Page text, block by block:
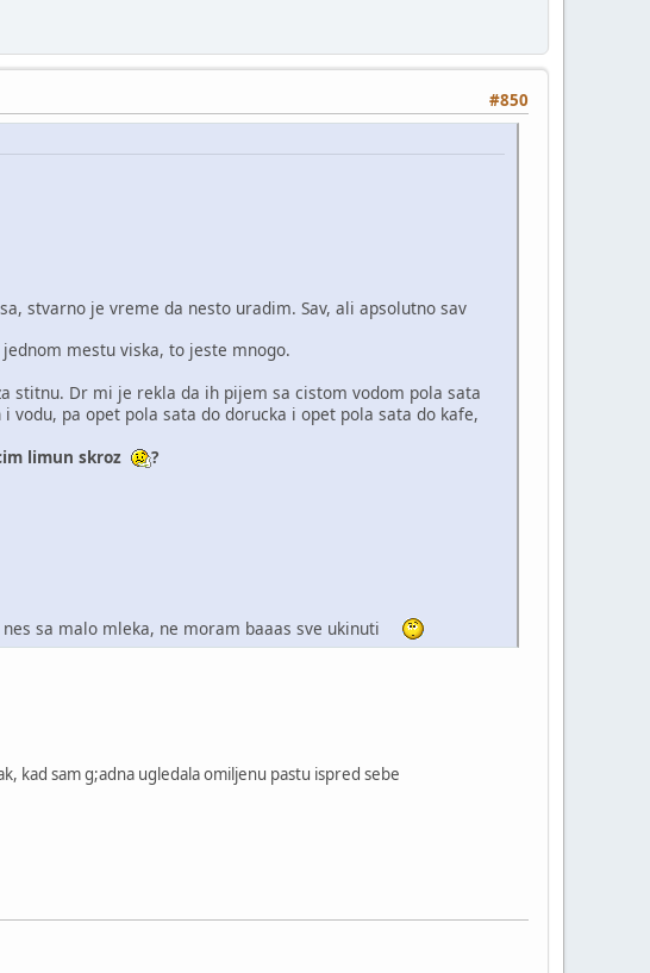
#850
stvarno je vreme da nesto uradim. Sav, ali apsolutno sav
mestu viska, to jeste mnogo.
stitnu. Dr mi je rekla da ih pijem sa cistom vodom pola sata
pa opet pola sata do dorucka i opet pola sata do kafe,
limun skroz
?
sa malo mleka, ne moram baaas sve ukinuti
kad sam g;adna ugledala omiljenu pastu ispred sebe